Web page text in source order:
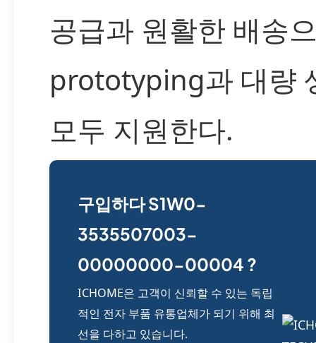
공급과 원활한 배송
prototyping과 대량
모두 지원한다.
구입하다 S1W0-
3535507003-
00000000-00004 ?
ICHOME은 고객이 신뢰할 수 있는 독립
적인 전자 부품 유통업체가 되기 위해 최
선을 다하고 있습니다.